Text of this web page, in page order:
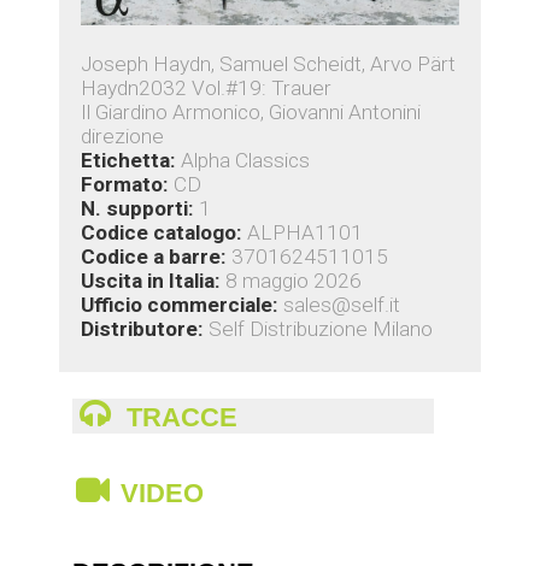
Joseph Haydn, Samuel Scheidt, Arvo Pärt
Haydn2032 Vol.#19: Trauer
Il Giardino Armonico, Giovanni Antonini
direzione
Etichetta: Alpha Classics
Formato: CD
N. supporti: 1
Codice catalogo: ALPHA1101
Codice a barre: 3701624511015
Uscita in Italia: 8 maggio 2026
Ufficio commerciale: sales@self.it
Distributore: Self Distribuzione Milano
TRACCE
VIDEO